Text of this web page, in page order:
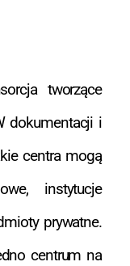
tworzące
dokumentacji i
centra mogą
instytucje
prywatne.
centrum na